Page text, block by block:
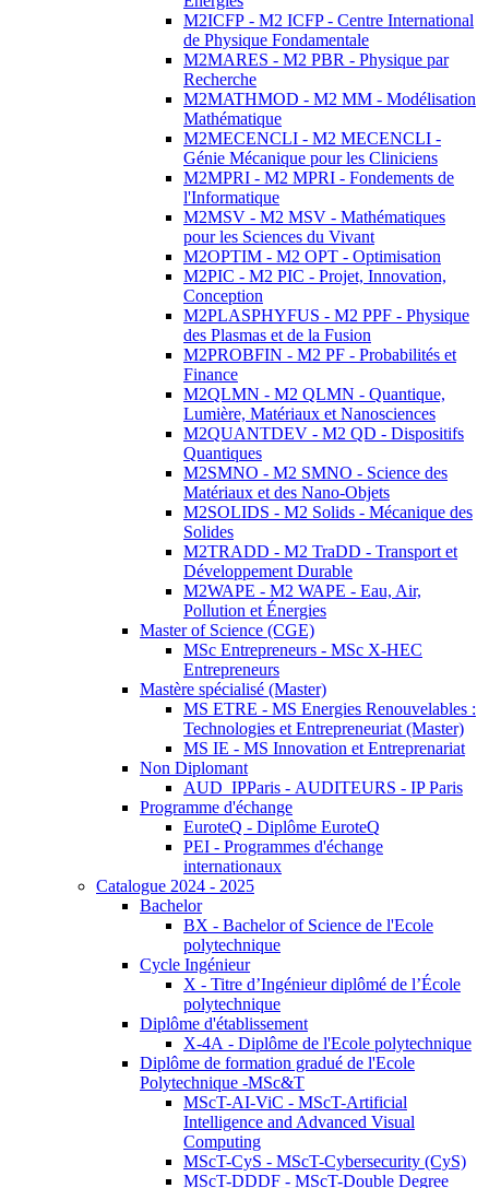
M2ICFP - M2 ICFP - Centre International
de Physique Fondamentale
M2MARES - M2 PBR - Physique par
Recherche
M2MATHMOD - M2 MM - Modélisation
Mathématique
M2MECENCLI - M2 MECENCLI -
Génie Mécanique pour les Cliniciens
M2MPRI - M2 MPRI - Fondements de
l'Informatique
M2MSV - M2 MSV - Mathématiques
pour les Sciences du Vivant
M2OPTIM - M2 OPT - Optimisation
M2PIC - M2 PIC - Projet, Innovation,
Conception
M2PLASPHYFUS - M2 PPF - Physique
des Plasmas et de la Fusion
M2PROBFIN - M2 PF - Probabilités et
Finance
M2QLMN - M2 QLMN - Quantique,
Lumière, Matériaux et Nanosciences
M2QUANTDEV - M2 QD - Dispositifs
Quantiques
M2SMNO - M2 SMNO - Science des
Matériaux et des Nano-Objets
M2SOLIDS - M2 Solids - Mécanique des
Solides
M2TRADD - M2 TraDD - Transport et
Développement Durable
M2WAPE - M2 WAPE - Eau, Air,
Pollution et Énergies
Master of Science (CGE)
MSc Entrepreneurs - MSc X-HEC
Entrepreneurs
Mastère spécialisé (Master)
MS ETRE - MS Energies Renouvelables :
Technologies et Entrepreneuriat (Master)
MS IE - MS Innovation et Entreprenariat
Non Diplomant
AUD_IPParis - AUDITEURS - IP Paris
Programme d'échange
EuroteQ - Diplôme EuroteQ
PEI - Programmes d'échange
internationaux
Catalogue 2024 - 2025
Bachelor
BX - Bachelor of Science de l'Ecole
polytechnique
Cycle Ingénieur
X - Titre d’Ingénieur diplômé de l’École
polytechnique
Diplôme d'établissement
X-4A - Diplôme de l'Ecole polytechnique
Diplôme de formation gradué de l'Ecole
Polytechnique -MSc&T
MScT-AI-ViC - MScT-Artificial
Intelligence and Advanced Visual
Computing
MScT-CyS - MScT-Cybersecurity (CyS)
MScT-DDDF - MScT-Double Degree